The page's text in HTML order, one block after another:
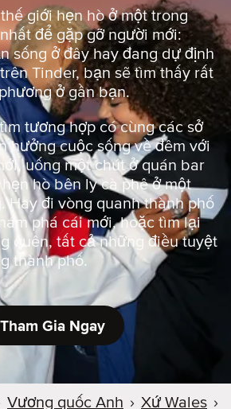
d
e
r
giới hẹn hò ở một trong
để gặp gỡ người mới:
sống ở đây hay đang dự định
Tinder, bạn sẽ tìm thấy rất
ở gần bạn.
tương hợp có cùng các sở
hưởng cuộc sống về đêm với
uống một chút ở quán bar
hò bên ly cà phê ở một
Hay đi vòng quanh thành phố
phá cái mới, hoặc tìm lại
quên, tất cả những điều tuyệt
thành phố.
Tham Gia Ngay
Vương quốc Anh › Xứ Wales ›